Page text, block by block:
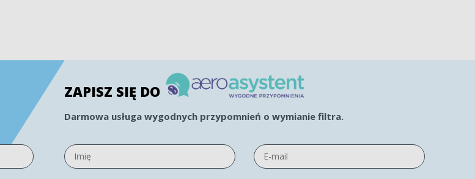
ZAPISZ SIĘ DO
Darmowa usługa wygodnych przypomnień o wymianie filtra.